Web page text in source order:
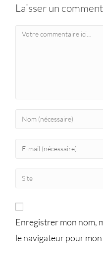
Laisser un
Enregistrer mon nom,
le navigateur pour